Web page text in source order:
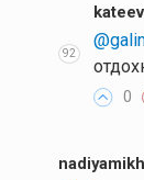
92
0